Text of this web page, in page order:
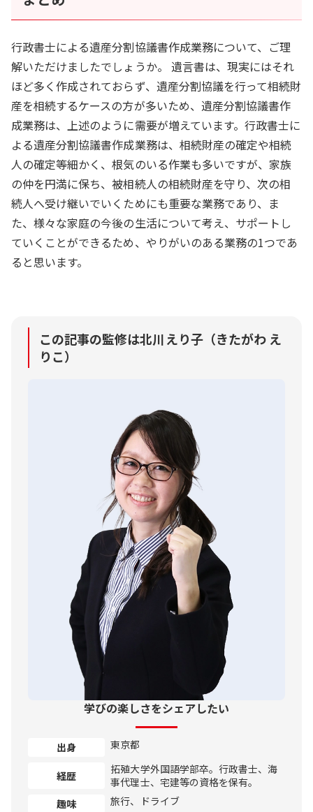
行政書士による遺産分割協議書作成業務について、ご理
解いただけましたでしょうか。 遺言書は、現実にはそれ
ほど多く作成されておらず、遺産分割協議を行って相続財
産を相続するケースの方が多いため、遺産分割協議書作
成業務は、上述のように需要が増えています。行政書士に
よる遺産分割協議書作成業務は、相続財産の確定や相続
人の確定等細かく、根気のいる作業も多いですが、家族
の仲を円満に保ち、被相続人の相続財産を守り、次の相
続人へ受け継いでいくためにも重要な業務であり、ま
た、様々な家庭の今後の生活について考え、サポートし
ていくことができるため、やりがいのある業務の1つであ
ると思います。
この記事の監修は北川えり子（きたがわ え
りこ）
学びの楽しさをシェアしたい
出身 東京都
経歴
拓殖大学外国語学部卒。行政書士、海
事代理士、宅建等の資格を保有。
趣味
旅行、ドライブ